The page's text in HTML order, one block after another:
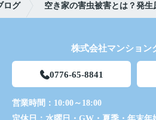
ログ 空き家の害虫被害とは？発生
株式会社マンション
0776-65-8841
営業時間： 10:00～18:00